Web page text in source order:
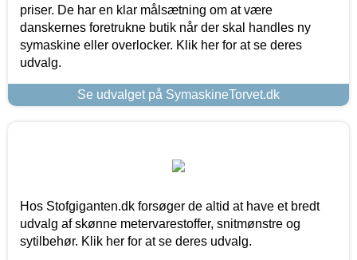
priser. De har en klar målsætning om at være
danskernes foretrukne butik når der skal handles ny
symaskine eller overlocker. Klik her for at se deres
udvalg.
Se udvalget på SymaskineTorvet.dk
Hos Stofgiganten.dk forsøger de altid at have et bredt
udvalg af skønne metervarestoffer, snitmønstre og
sytilbehør. Klik her for at se deres udvalg.